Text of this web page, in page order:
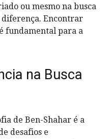
ou mesmo na busca
Encontrar
fundamental para a
na Busca
de Ben-Shahar é a
desafios e